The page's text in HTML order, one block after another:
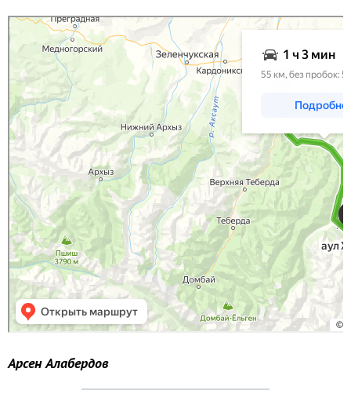
Яндекс Карты
От Черкесска до Карачаевска на машине: расстояние, время, маршрут —
Яндекс Карты
Арсен Алабердов